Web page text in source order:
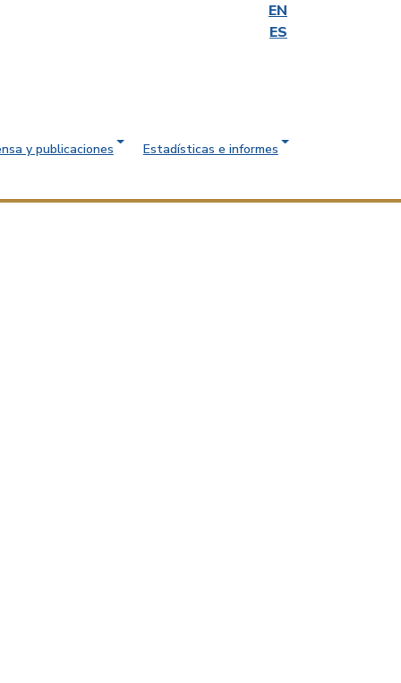
EN
ES
y publicaciones Estadísticas e informes